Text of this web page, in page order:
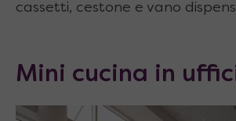
cassetti, cestone e vano
Mini cucina in